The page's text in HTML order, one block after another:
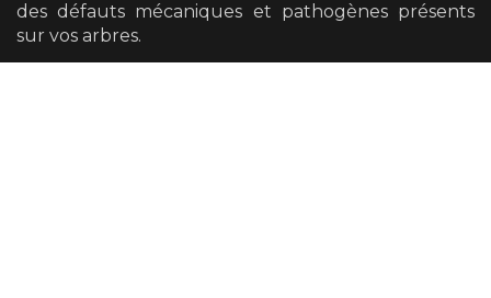
des défauts mécaniques et pathogènes présents
sur vos arbres.